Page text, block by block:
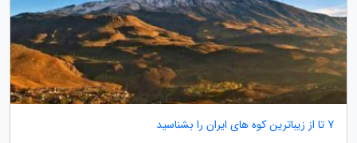
7 تا از زیباترین کوه های ایران را بشناسید